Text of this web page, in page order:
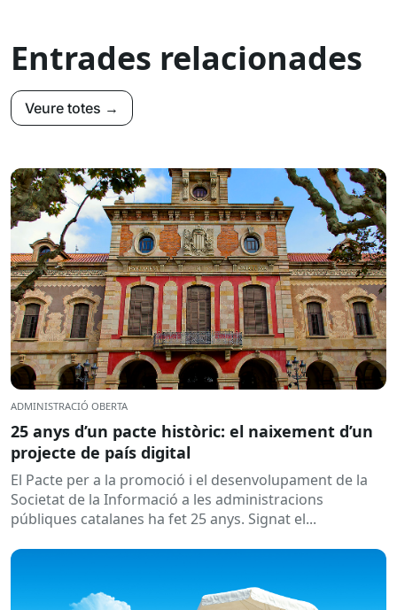
Entrades relacionades
Veure totes →
ADMINISTRACIÓ OBERTA
25 anys d’un pacte històric: el naixement d’un
projecte de país digital
El Pacte per a la promoció i el desenvolupament de la
Societat de la Informació a les administracions
públiques catalanes ha fet 25 anys. Signat el...